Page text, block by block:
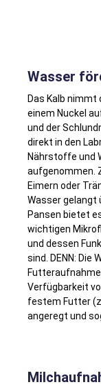
Wasser
Das Kalb nimmt
einem Nuckel
und der
direkt in den
Nährstoffe und
aufgenommen.
Eimern oder
Wasser gelangt
Pansen bietet
wichtigen
und dessen
sind. DENN: Die
Verfügbarkeit
festem Futter
angeregt und